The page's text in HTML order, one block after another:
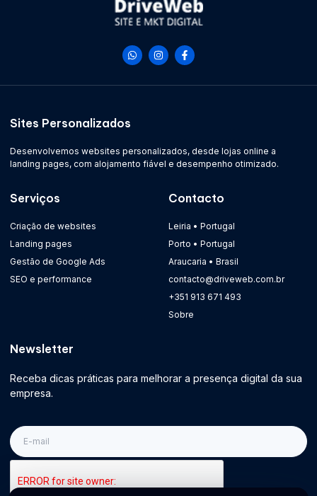
Sites Personalizados
Desenvolvemos websites personalizados, desde lojas online a
landing pages, com alojamento fiável e desempenho otimizado.
Serviços
Criação de websites
Landing pages
Gestão de Google Ads
SEO e performance
Contacto
Leiria • Portugal
Porto • Portugal
Araucaria • Brasil
contacto@driveweb.com.br
+351 913 671 493
Sobre
Newsletter
Receba dicas práticas para melhorar a presença digital da sua
empresa.
E-
mail